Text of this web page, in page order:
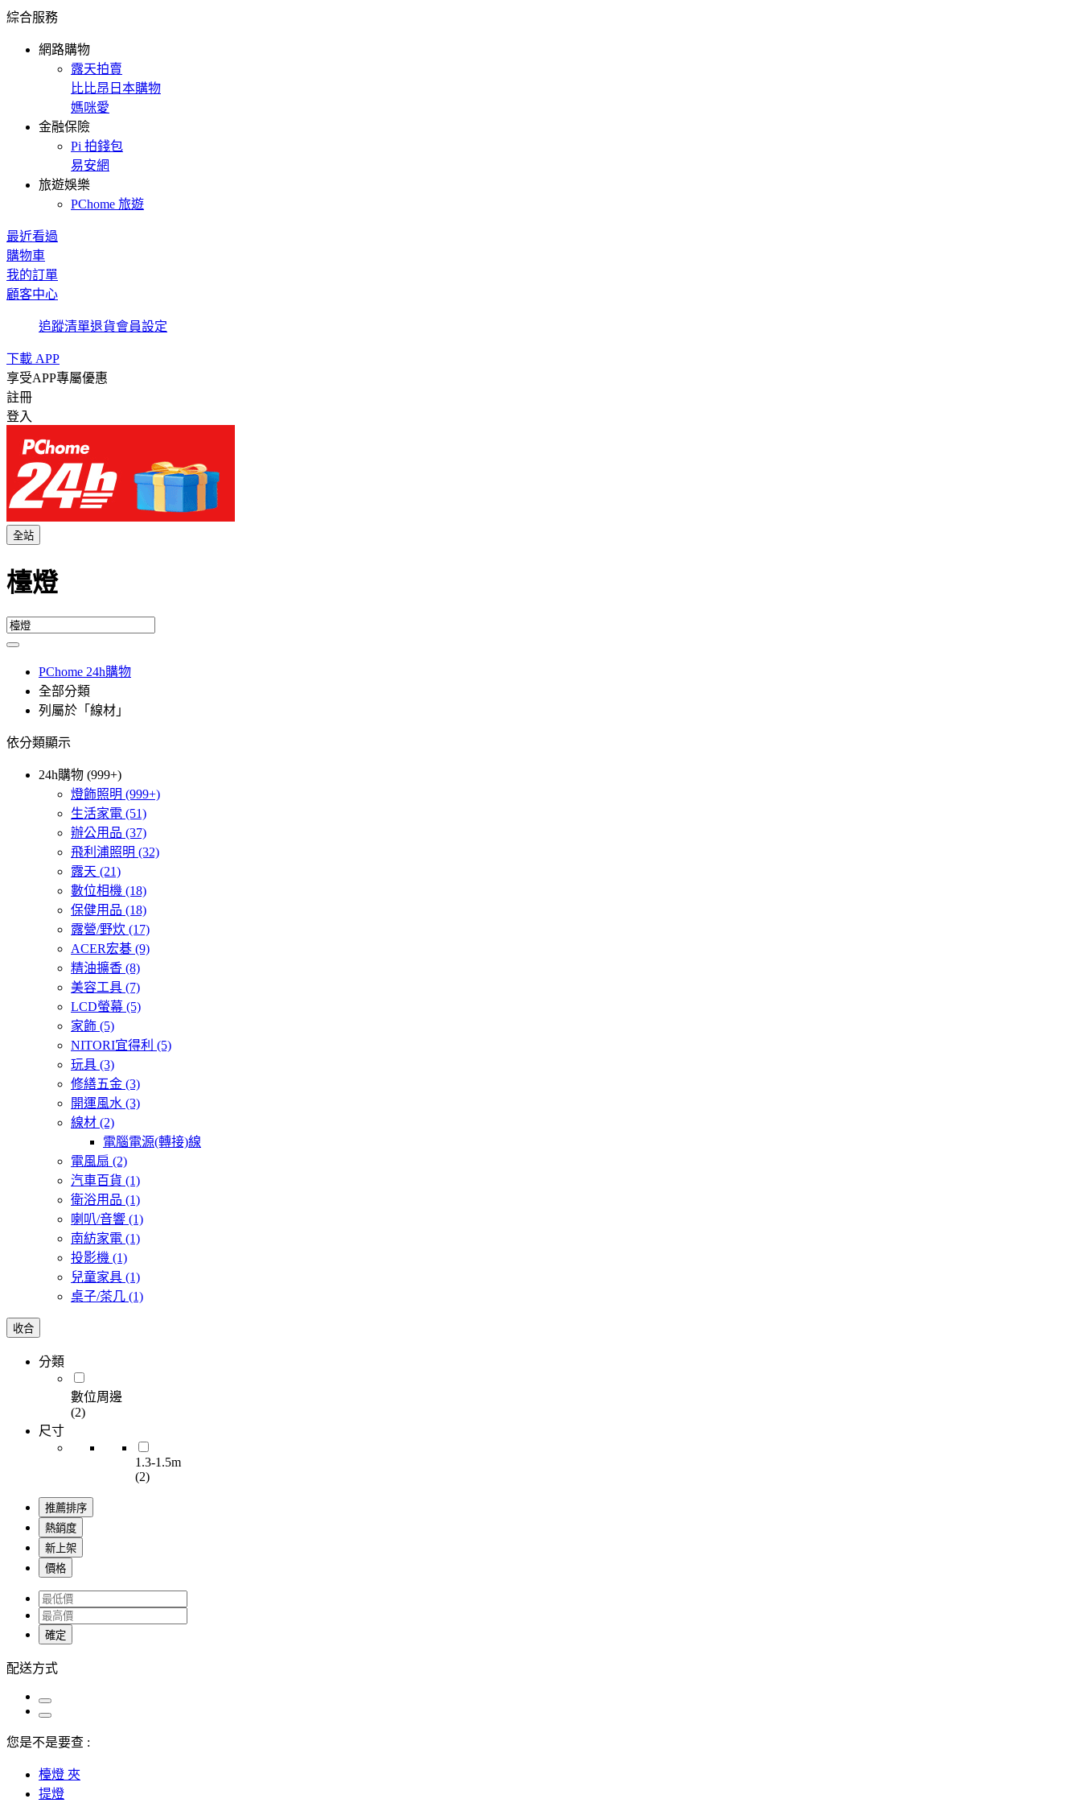
綜合服務
網路購物
露天拍賣
比比昂日本購物
媽咪愛
金融保險
Pi 拍錢包
易安網
旅遊娛樂
PChome 旅遊
最近看過
購物車
我的訂單
顧客中心
追蹤清單退貨會員設定
下載 APP
享受APP專屬優惠
註冊
登入
全站
檯燈
PChome 24h購物
全部分類
列屬於「線材」
依分類顯示
24h購物 (999+)
燈飾照明 (999+)
生活家電 (51)
辦公用品 (37)
飛利浦照明 (32)
露天 (21)
數位相機 (18)
保健用品 (18)
露營/野炊 (17)
ACER宏碁 (9)
精油擴香 (8)
美容工具 (7)
LCD螢幕 (5)
家飾 (5)
NITORI宜得利 (5)
玩具 (3)
修繕五金 (3)
開運風水 (3)
線材 (2)
電腦電源(轉接)線
電風扇 (2)
汽車百貨 (1)
衛浴用品 (1)
喇叭/音響 (1)
南紡家電 (1)
投影機 (1)
兒童家具 (1)
桌子/茶几 (1)
收合
分類
數位周邊
(2)
尺寸
1.3-1.5m
(2)
推薦排序
熱銷度
新上架
價格
確定
配送方式
您是不是要查 :
檯燈 夾
提燈